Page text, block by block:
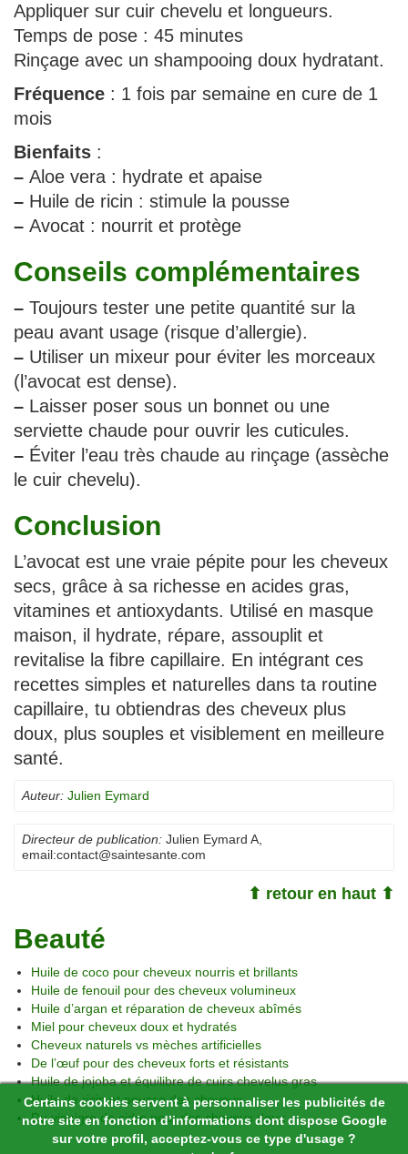
Certains cookies servent à personnaliser les publicités de
notre site en fonction d’informations dont dispose Google
sur votre profil, acceptez-vous ce type d'usage ?
Appliquer sur cuir chevelu et longueurs.
Temps de pose : 45 minutes
Rinçage avec un shampooing doux hydratant.
Fréquence : 1 fois par semaine en cure de 1
mois
Bienfaits :
– Aloe vera : hydrate et apaise
– Huile de ricin : stimule la pousse
– Avocat : nourrit et protège
Conseils complémentaires
– Toujours tester une petite quantité sur la
peau avant usage (risque d’allergie).
– Utiliser un mixeur pour éviter les morceaux
(l’avocat est dense).
– Laisser poser sous un bonnet ou une
serviette chaude pour ouvrir les cuticules.
– Éviter l’eau très chaude au rinçage (assèche
le cuir chevelu).
Conclusion
L’avocat est une vraie pépite pour les cheveux
secs, grâce à sa richesse en acides gras,
vitamines et antioxydants. Utilisé en masque
maison, il hydrate, répare, assouplit et
revitalise la fibre capillaire. En intégrant ces
recettes simples et naturelles dans ta routine
capillaire, tu obtiendras des cheveux plus
doux, plus souples et visiblement en meilleure
santé.
Auteur: Julien Eymard
Directeur de publication: Julien Eymard A,
email:contact@saintesante.com
⬆ retour en haut ⬆
Beauté
Huile de coco pour cheveux nourris et brillants
Huile de fenouil pour des cheveux volumineux
Huile d’argan et réparation de cheveux abîmés
Miel pour cheveux doux et hydratés
Cheveux naturels vs mèches artificielles
De l’œuf pour des cheveux forts et résistants
Huile de jojoba et équilibre de cuirs chevelus gras
Huile de ricin et pousse des cheveux
Du vinaigre de cidre pour des cheveux doux